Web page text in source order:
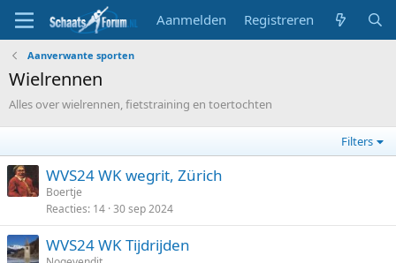
Aanmelden Registreren
Aanverwante sporten
Wielrennen
Alles over wielrennen, fietstraining en toertochten
Filters
WVS24 WK wegrit, Zürich
Boertje
Reacties 14 30 sep 2024
WVS24 WK Tijdrijden